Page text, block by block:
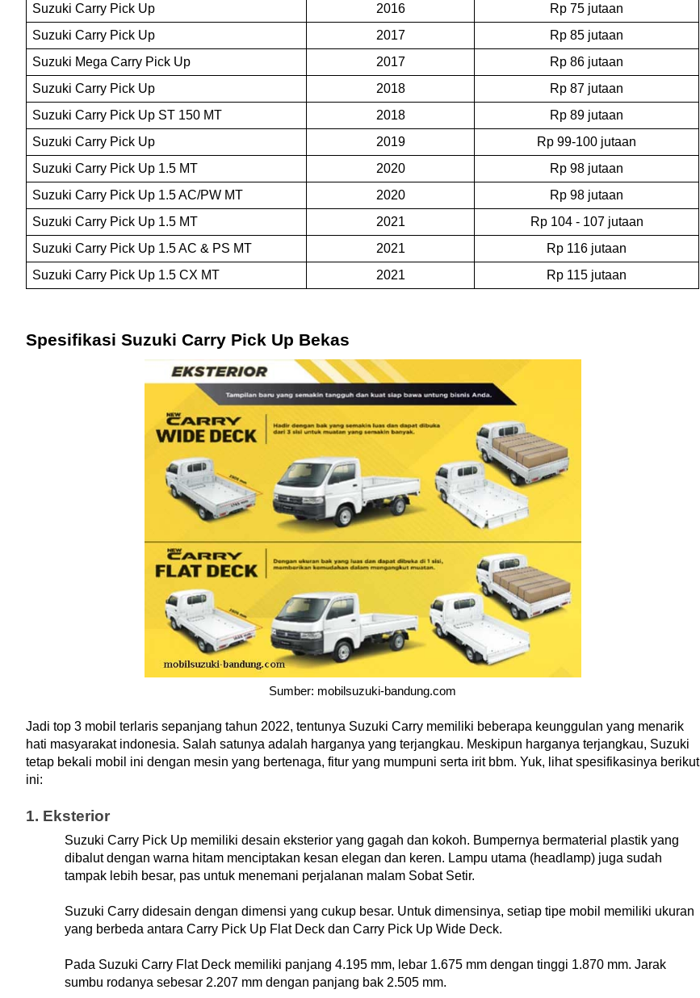
Suzuki Carry Pick Up
2016
Rp 75 jutaan
Suzuki Carry Pick Up
2017
Rp 85 jutaan
Suzuki Mega Carry Pick Up
2017
Rp 86 jutaan
Suzuki Carry Pick Up
2018
Rp 87 jutaan
Suzuki Carry Pick Up ST 150 MT
2018
Rp 89 jutaan
Suzuki Carry Pick Up
2019
Rp 99-100 jutaan
Suzuki Carry Pick Up 1.5 MT
2020
Rp 98 jutaan
Suzuki Carry Pick Up 1.5 AC/PW MT
2020
Rp 98 jutaan
Suzuki Carry Pick Up 1.5 MT
2021
Rp 104 - 107 jutaan
Suzuki Carry Pick Up 1.5 AC & PS MT
2021
Rp 116 jutaan
Suzuki Carry Pick Up 1.5 CX MT
2021 Rp 115 jutaan
Spesifikasi Suzuki Carry Pick Up Bekas
Sumber: mobilsuzuki-bandung.com
Jadi top 3 mobil terlaris sepanjang tahun 2022, tentunya Suzuki Carry memiliki beberapa keunggulan yang menarik
hati masyarakat indonesia. Salah satunya adalah harganya yang terjangkau. Meskipun harganya terjangkau, Suzuki
tetap bekali mobil ini dengan mesin yang bertenaga, fitur yang mumpuni serta irit bbm. Yuk, lihat spesifikasinya berikut
ini:
1. Eksterior
Suzuki Carry Pick Up memiliki desain eksterior yang gagah dan kokoh. Bumpernya bermaterial plastik yang
dibalut dengan warna hitam menciptakan kesan elegan dan keren. Lampu utama (headlamp) juga sudah
tampak lebih besar, pas untuk menemani perjalanan malam Sobat Setir.
Suzuki Carry didesain dengan dimensi yang cukup besar. Untuk dimensinya, setiap tipe mobil memiliki ukuran
yang berbeda antara Carry Pick Up Flat Deck dan Carry Pick Up Wide Deck.
Pada Suzuki Carry Flat Deck memiliki panjang 4.195 mm, lebar 1.675 mm dengan tinggi 1.870 mm. Jarak
sumbu rodanya sebesar 2.207 mm dengan panjang bak 2.505 mm.